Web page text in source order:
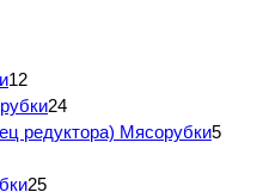
12
24
редуктора) Мясорубки5
25